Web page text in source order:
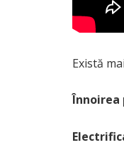
Există
Înnoirea